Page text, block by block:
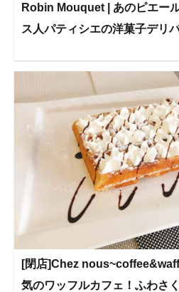
Robin Mouquet | あのピエー
ス人パティシエの洋菓子デリ
[閉店]Chez
気のワッフルカフェ！ふわさ